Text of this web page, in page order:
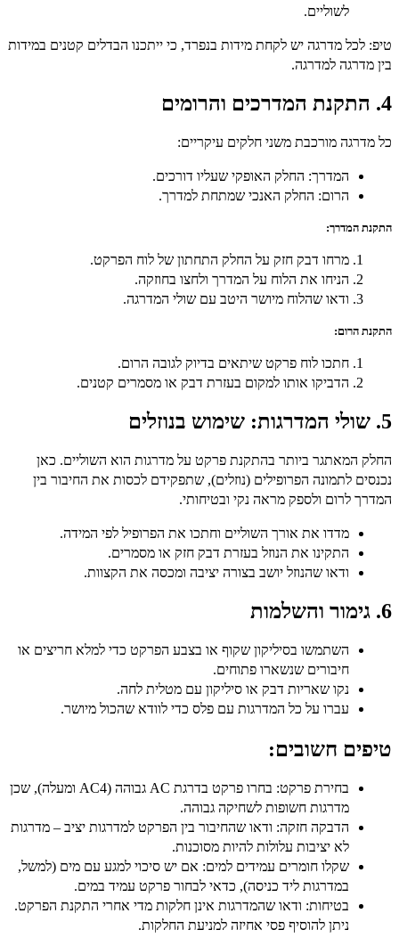
לשוליים.
טיפ: לכל מדרגה יש לקחת מידות בנפרד, כי ייתכנו הבדלים קטנים במידות
בין מדרגה למדרגה.
4. התקנת המדרכים והרומים
כל מדרגה מורכבת משני חלקים עיקריים:
המדרך: החלק האופקי שעליו דורכים.
הרום: החלק האנכי שמתחת למדרך.
התקנת המדרך:
מרחו דבק חזק על החלק התחתון של לוח הפרקט.
הניחו את הלוח על המדרך ולחצו בחוזקה.
ודאו שהלוח מיושר היטב עם שולי המדרגה.
התקנת הרום:
חתכו לוח פרקט שיתאים בדיוק לגובה הרום.
הדביקו אותו למקום בעזרת דבק או מסמרים קטנים.
5. שולי המדרגות: שימוש בנוזלים
החלק המאתגר ביותר בהתקנת פרקט על מדרגות הוא השוליים. כאן
נכנסים לתמונה הפרופילים (נוזלים), שתפקידם לכסות את החיבור בין
המדרך לרום ולספק מראה נקי ובטיחותי.
מדדו את אורך השוליים וחתכו את הפרופיל לפי המידה.
התקינו את הנוזל בעזרת דבק חזק או מסמרים.
ודאו שהנוזל יושב בצורה יציבה ומכסה את הקצוות.
6. גימור והשלמות
השתמשו בסיליקון שקוף או בצבע הפרקט כדי למלא חריצים או
חיבורים שנשארו פתוחים.
נקו שאריות דבק או סיליקון עם מטלית לחה.
עברו על כל המדרגות עם פלס כדי לוודא שהכול מיושר.
טיפים חשובים:
בחירת פרקט:
בחרו פרקט בדרגת AC גבוהה (AC4 ומעלה), שכן
מדרגות חשופות לשחיקה גבוהה.
הדבקה חזקה: ודאו שהחיבור בין הפרקט למדרגות יציב – מדרגות
לא יציבות עלולות להיות מסוכנות.
שקלו חומרים עמידים למים: אם יש סיכוי למגע עם מים (למשל,
במדרגות ליד כניסה), כדאי לבחור פרקט עמיד במים.
בטיחות: ודאו שהמדרגות אינן חלקות מדי אחרי התקנת הפרקט.
ניתן להוסיף פסי אחיזה למניעת החלקות.